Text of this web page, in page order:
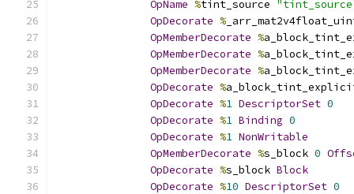
OpName %tint_source
OpDecorate %
OpMemberDecorate %
OpMemberDecorate %
OpMemberDecorate %
OpDecorate %
OpDecorate %1 DescriptorSet 0
OpDecorate %1 Binding 0
OpDecorate %1 NonWritable
OpMemberDecorate %s_block 0
OpDecorate %s_block Block
OpDecorate %10 DescriptorSet 0